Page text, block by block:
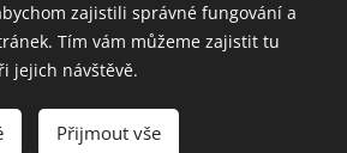
DO KOŠÍKU
Měna
PLN zł CHF USD $ HUF Ft
zajistili správné fungování a
Tím vám můžeme zajistit tu
jejich návštěvě.
Přijmout vše